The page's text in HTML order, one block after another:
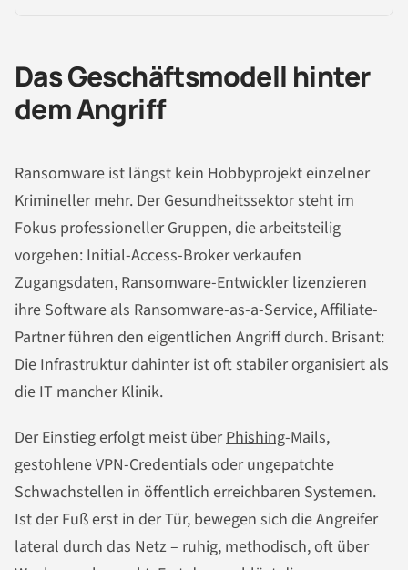
Das Geschäftsmodell hinter
dem Angriff
Ransomware ist längst kein Hobbyprojekt einzelner
Krimineller mehr. Der Gesundheitssektor steht im
Fokus professioneller Gruppen, die arbeitsteilig
vorgehen: Initial-Access-Broker verkaufen
Zugangsdaten, Ransomware-Entwickler lizenzieren
ihre Software als Ransomware-as-a-Service, Affiliate-
Partner führen den eigentlichen Angriff durch. Brisant:
Die Infrastruktur dahinter ist oft stabiler organisiert als
die IT mancher Klinik.
Der Einstieg erfolgt meist überPhishing-Mails,
gestohlene VPN-Credentials oder ungepatchte
Schwachstellen in öffentlich erreichbaren Systemen.
Ist der Fuß erst in der Tür, bewegen sich die Angreifer
lateral durch das Netz – ruhig, methodisch, oft über